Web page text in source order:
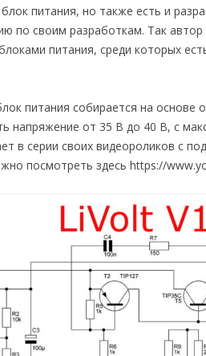
питания, но также есть и
по своим разработкам. Так автор
питания, среди которых
питания собирается на основе
напряжение от 35 В до 40 В, с
в серии своих видеороликов с
посмотреть здесь https://